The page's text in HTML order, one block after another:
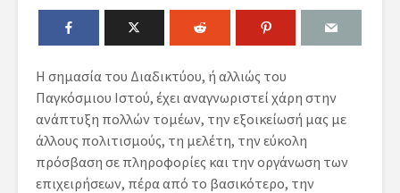
Η σημασία του Διαδικτύου, ή αλλιώς του
Παγκόσμιου Ιστού, έχει αναγνωριστεί χάρη στην
ανάπτυξη πολλών τομέων, την εξοικείωσή μας με
άλλους πολιτισμούς, τη μελέτη, την εύκολη
πρόσβαση σε πληροφορίες και την οργάνωση των
επιχειρήσεων, πέρα από το βασικότερο, την